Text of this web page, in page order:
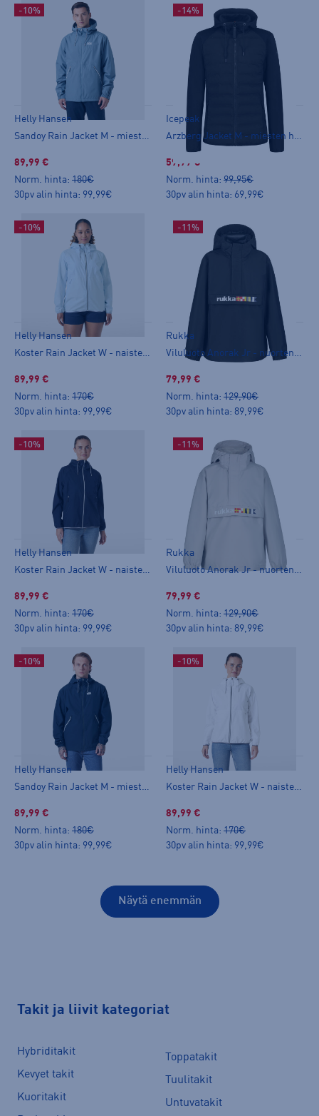
-10%
Helly Hansen
89,99 €
Norm. hinta: 180€
30pv alin hinta: 99,99€
-14%
Icepeak
59,99 €
Norm. hinta: 99,95€
30pv alin hinta: 69,99€
-10%
Helly Hansen
89,99 €
Norm. hinta: 170€
30pv alin hinta: 99,99€
-11%
Rukka
79,99 €
Norm. hinta: 129,90€
30pv alin hinta: 89,99€
-10%
Helly Hansen
89,99 €
Norm. hinta: 170€
30pv alin hinta: 99,99€
-11%
Rukka
79,99 €
Norm. hinta: 129,90€
30pv alin hinta: 89,99€
-10%
Helly Hansen
89,99 €
Norm. hinta: 180€
30pv alin hinta: 99,99€
-10%
Helly Hansen
89,99 €
Norm. hinta: 170€
30pv alin hinta: 99,99€
Näytä enemmän
Takit ja liivit kategoriat
Hybriditakit
Kevyet takit
Kuoritakit
Toppatakit
Tuulitakit
Untuvatakit